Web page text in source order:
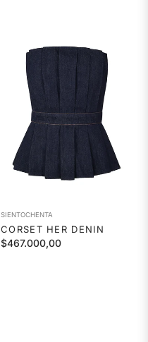
SIENTOCHENTA
CORSET HER DENIN
Precio
$467.000,00